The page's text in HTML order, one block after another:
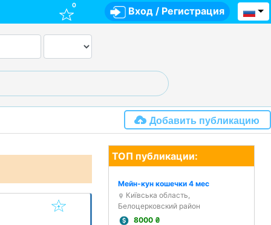
0 Вход / Регистрация
Добавить публикацию
ТОП публикации:
Мейн-кун кошечки 4 мес
Київська область,
Белоцерковский район
8000 ₴